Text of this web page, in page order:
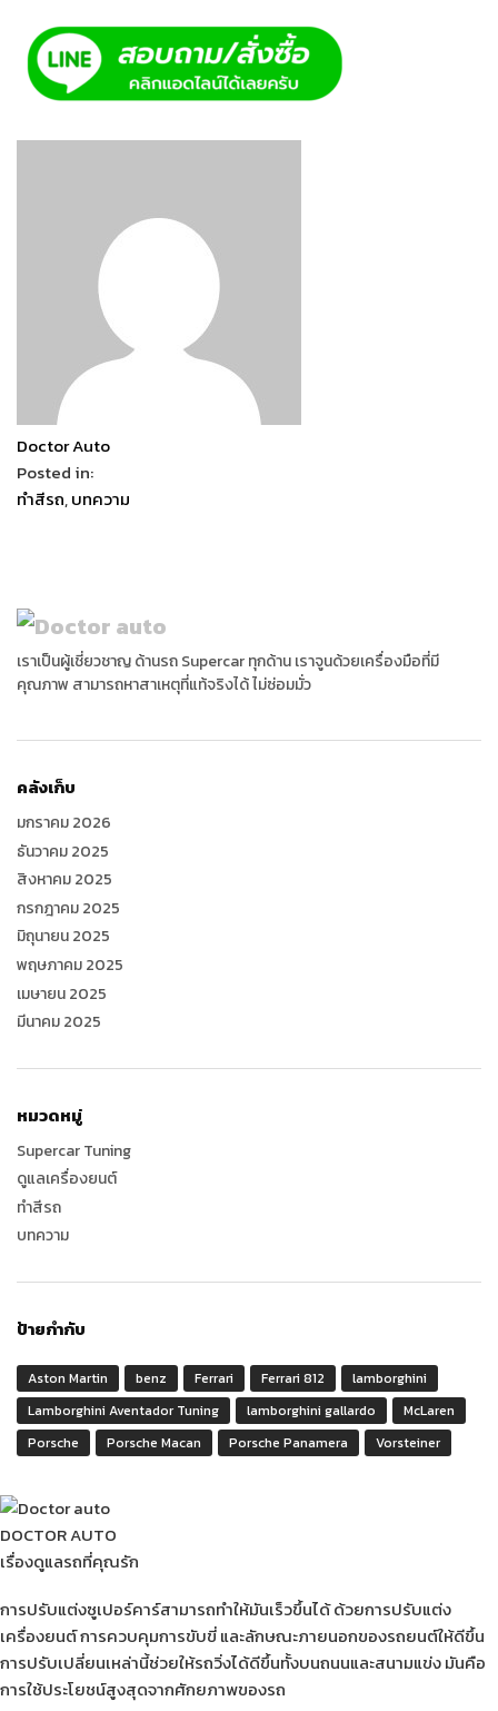
Doctor Auto
Posted in:
ทำสีรถ,บทความ
เราเป็นผู้เชี่ยวชาญ ด้านรถ Supercar ทุกด้าน เราจูนด้วยเครื่องมือที่มี
คุณภาพ สามารถหาสาเหตุที่แท้จริงได้ ไม่ซ่อมมั่ว
คลังเก็บ
มกราคม 2026
ธันวาคม 2025
สิงหาคม 2025
กรกฎาคม 2025
มิถุนายน 2025
พฤษภาคม 2025
เมษายน 2025
มีนาคม 2025
หมวดหมู่
Supercar Tuning
ดูแลเครื่องยนต์
ทำสีรถ
บทความ
ป้ายกำกับ
Aston Martin benz Ferrari Ferrari 812
lamborghini
Lamborghini Aventador Tuning
lamborghini gallardo
McLaren
Porsche
Porsche Macan Porsche Panamera Vorsteiner
DOCTOR AUTO
เรื่องดูแลรถที่คุณรัก
การปรับแต่งซูเปอร์คาร์สามารถทำให้มันเร็วขึ้นได้ ด้วยการปรับแต่ง
เครื่องยนต์ การควบคุมการขับขี่ และลักษณะภายนอกของรถยนต์ให้ดีขึ้น
การปรับเปลี่ยนเหล่านี้ช่วยให้รถวิ่งได้ดีขึ้นทั้งบนถนนและสนามแข่ง มันคือ
การใช้ประโยชน์สูงสุดจากศักยภาพของรถ